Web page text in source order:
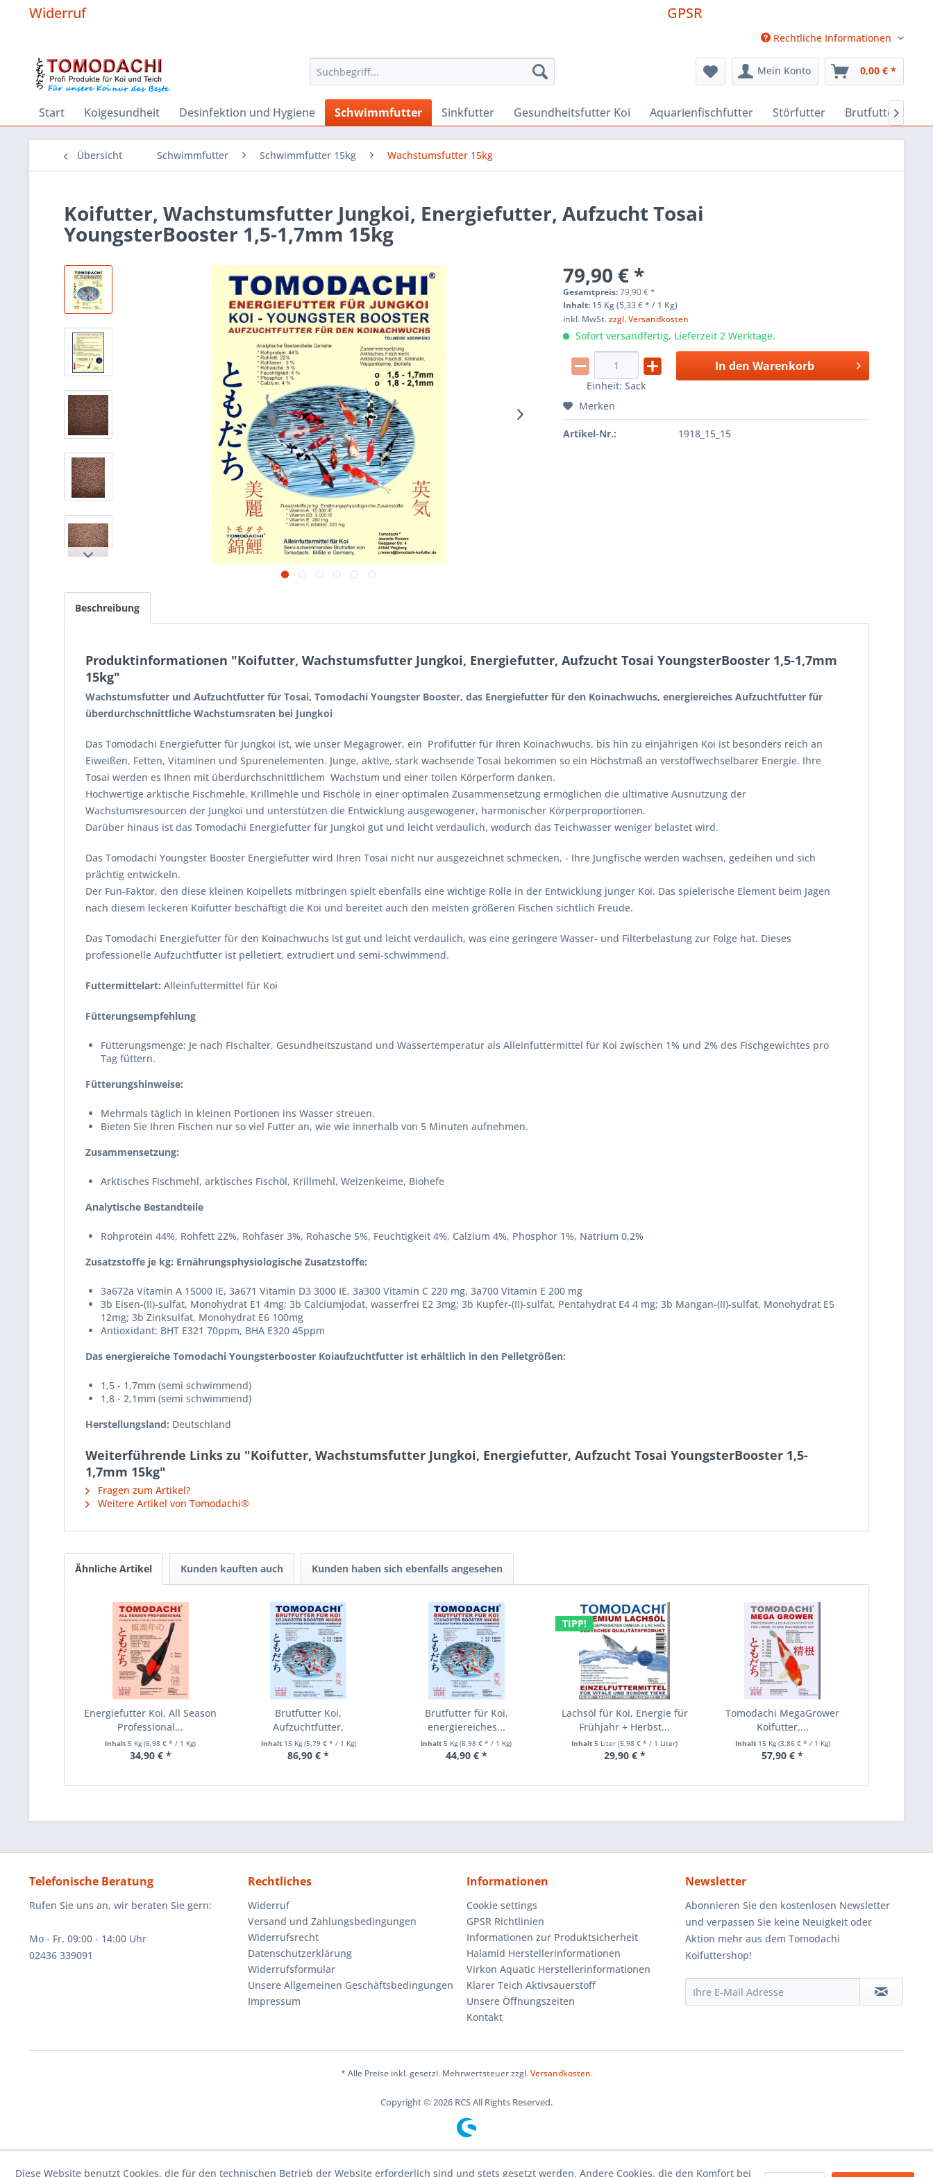
Widerruf GPSR
Rechtliche Informationen
Mein Konto 0,00 € *
Start Koigesundheit Desinfektion und Hygiene Schwimmfutter Sinkfutter Gesundheitsfutter Koi Aquarienfischfutter Störfutter Brutfutter

Übersicht Schwimmfutter Schwimmfutter 15kg Wachstumsfutter 15kg
Koifutter, Wachstumsfutter Jungkoi, Energiefutter, Aufzucht Tosai
YoungsterBooster 1,5-1,7mm 15kg
79,90 € *
Gesamtpreis:79,90€*
Inhalt: 15 Kg (5,33 € * / 1 Kg)
inkl. MwSt.zzgl. Versandkosten
Sofort versandfertig, Lieferzeit 2 Werktage.
Einheit:Sack
In den Warenkorb
Merken
Artikel-Nr.: 1918_15_15
Beschreibung
Produktinformationen "Koifutter, Wachstumsfutter Jungkoi, Energiefutter, Aufzucht Tosai YoungsterBooster 1,5-1,7mm
15kg"
Wachstumsfutter und Aufzuchtfutter für Tosai, Tomodachi Youngster Booster, das Energiefutter für den Koinachwuchs, energiereiches Aufzuchtfutter für
überdurchschnittliche Wachstumsraten bei Jungkoi
Das Tomodachi Energiefutter für Jungkoi ist, wie unser Megagrower, ein Profifutter für Ihren Koinachwuchs, bis hin zu einjährigen Koi ist besonders reich an
Eiweißen, Fetten, Vitaminen und Spurenelementen. Junge, aktive, stark wachsende Tosai bekommen so ein Höchstmaß an verstoffwechselbarer Energie. Ihre
Tosai werden es Ihnen mit überdurchschnittlichem Wachstum und einer tollen Körperform danken.
Hochwertige arktische Fischmehle, Krillmehle und Fischöle in einer optimalen Zusammensetzung ermöglichen die ultimative Ausnutzung der
Wachstumsresourcen der Jungkoi und unterstützen die Entwicklung ausgewogener, harmonischer Körperproportionen.
Darüber hinaus ist das Tomodachi Energiefutter für Jungkoi gut und leicht verdaulich, wodurch das Teichwasser weniger belastet wird.
Das Tomodachi Youngster Booster Energiefutter wird Ihren Tosai nicht nur ausgezeichnet schmecken, - Ihre Jungfische werden wachsen, gedeihen und sich
prächtig entwickeln.
Der Fun-Faktor, den diese kleinen Koipellets mitbringen spielt ebenfalls eine wichtige Rolle in der Entwicklung junger Koi. Das spielerische Element beim Jagen
nach diesem leckeren Koifutter beschäftigt die Koi und bereitet auch den meisten größeren Fischen sichtlich Freude.
Das Tomodachi Energiefutter für den Koinachwuchs ist gut und leicht verdaulich, was eine geringere Wasser- und Filterbelastung zur Folge hat. Dieses
professionelle Aufzuchtfutter ist pelletiert, extrudiert und semi-schwimmend.
Futtermittelart: Alleinfuttermittel für Koi
Fütterungsempfehlung
Fütterungsmenge: Je nach Fischalter, Gesundheitszustand und Wassertemperatur als Alleinfuttermittel für Koi zwischen 1% und 2% des Fischgewichtes pro
Tag füttern.
Fütterungshinweise:
Mehrmals täglich in kleinen Portionen ins Wasser streuen.
Bieten Sie Ihren Fischen nur so viel Futter an, wie wie innerhalb von 5 Minuten aufnehmen.
Zusammensetzung:
Arktisches Fischmehl, arktisches Fischöl, Krillmehl, Weizenkeime, Biohefe
Analytische Bestandteile
Rohprotein 44%, Rohfett 22%, Rohfaser 3%, Rohasche 5%, Feuchtigkeit 4%, Calzium 4%, Phosphor 1%, Natrium 0,2%
Zusatzstoffe je kg: Ernährungsphysiologische Zusatzstoffe:
3a672a Vitamin A 15000 IE, 3a671 Vitamin D3 3000 IE, 3a300 Vitamin C 220 mg, 3a700 Vitamin E 200 mg
3b Eisen-(II)-sulfat, Monohydrat E1 4mg; 3b Calciumjodat, wasserfrei E2 3mg; 3b Kupfer-(II)-sulfat, Pentahydrat E4 4 mg; 3b Mangan-(II)-sulfat, Monohydrat E5
12mg; 3b Zinksulfat, Monohydrat E6 100mg
Antioxidant: BHT E321 70ppm, BHA E320 45ppm
Das energiereiche Tomodachi Youngsterbooster Koiaufzuchtfutter ist erhältlich in den Pelletgrößen:
1,5 - 1,7mm (semi schwimmend)
1,8 - 2,1mm (semi schwimmend)
Herstellungsland: Deutschland
Weiterführende Links zu "Koifutter, Wachstumsfutter Jungkoi, Energiefutter, Aufzucht Tosai YoungsterBooster 1,5-
1,7mm 15kg"
Fragen zum Artikel?
Weitere Artikel von Tomodachi®
Ähnliche Artikel Kunden kauften auch Kunden haben sich ebenfalls angesehen
Energiefutter Koi, All Season
Professional...
Inhalt5 Kg(6,98 € * / 1 Kg)
34,90 € *
Brutfutter Koi,
Aufzuchtfutter,
Energiefutter...
Inhalt 15 Kg(5,79 € * / 1 Kg)
86,90 € *
Brutfutter für Koi,
energiereiches...
Inhalt5 Kg(8,98 € * / 1 Kg)
44,90 € *
TIPP!
Lachsöl für Koi, Energie für
Frühjahr + Herbst...
Inhalt5 Liter(5,98 € * / 1 Liter)
29,90 € *
Tomodachi MegaGrower
Koifutter,...
Inhalt 15 Kg(3,86 € * / 1 Kg)
57,90 € *
Telefonische Beratung
Rufen Sie uns an, wir beraten Sie gern:
Mo - Fr, 09:00 - 14:00 Uhr
02436 339091
Rechtliches
Widerruf
Versand und Zahlungsbedingungen
Widerrufsrecht
Datenschutzerklärung
Widerrufsformular
Unsere Allgemeinen Geschäftsbedingungen
Impressum
Informationen
Cookie settings
GPSR Richtlinien
Informationen zur Produktsicherheit
Halamid Herstellerinformationen
Virkon Aquatic Herstellerinformationen
Klarer Teich Aktivsauerstoff
Unsere Öffnungszeiten
Kontakt
Newsletter
Abonnieren Sie den kostenlosen Newsletter
und verpassen Sie keine Neuigkeit oder
Aktion mehr aus dem Tomodachi
Koifuttershop!
* Alle Preise inkl. gesetzl. Mehrwertsteuer zzgl.Versandkosten.
Copyright © 2026 RCS All Rights Reserved.
Diese Website benutzt Cookies, die für den technischen Betrieb der Website erforderlich sind und stets gesetzt werden. Andere Cookies, die den Komfort bei